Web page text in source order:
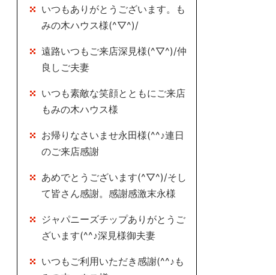
いつもありがとうございます。も
みの木ハウス様(^▽^)/
遠路いつもご来店深見様(^▽^)/仲
良しご夫妻
いつも素敵な笑顔とともにご来店
もみの木ハウス様
お帰りなさいませ永田様(^^♪連日
のご来店感謝
あめでとうございます(^▽^)/そし
て皆さん感謝。感謝感激末永様
ジャパニーズチップありがとうご
ざいます(^^♪深見様御夫妻
いつもご利用いただき感謝(^^♪も